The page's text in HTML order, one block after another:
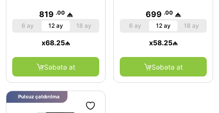
819 .00 ₼
6 ay 12 ay 18 ay
x68.25₼
Səbətə at
699 .00 ₼
6 ay 12 ay 18 ay
x58.25₼
Səbətə at
Pulsuz çatdırılma